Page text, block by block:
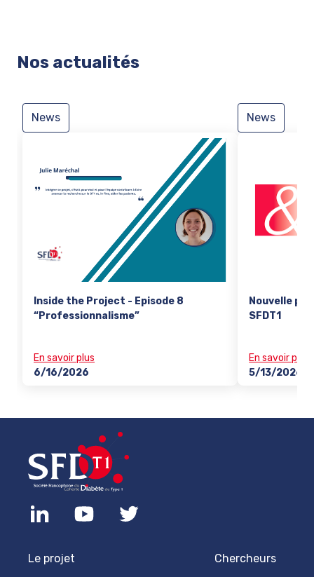
Nos actualités
News
Inside the Project - Episode 8
“Professionnalisme”
En savoir plus
6/16/2026
News
Nouvelle
SFDT1
En savoir plus
5/13/2026
Le projet Chercheurs